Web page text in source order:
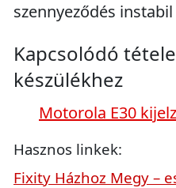
szennyeződés
Kapcsolódó
készülékhez
Motorola E30
Hasznos linkek:
Fixity Házhoz Megy –